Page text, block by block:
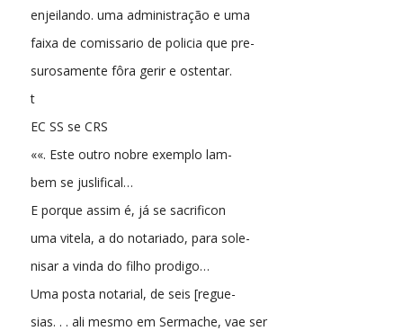
enjeilando. uma administração e uma
faixa de comissario de policia que pre-
surosamente fôra gerir e ostentar.
t
EC SS se CRS
««. Este outro nobre exemplo lam-
bem se juslifical…
E porque assim é, já se sacrificon
uma vitela, a do notariado, para sole-
nisar a vinda do filho prodigo…
Uma posta notarial, de seis [regue-
sias. . . ali mesmo em Sermache, vae ser